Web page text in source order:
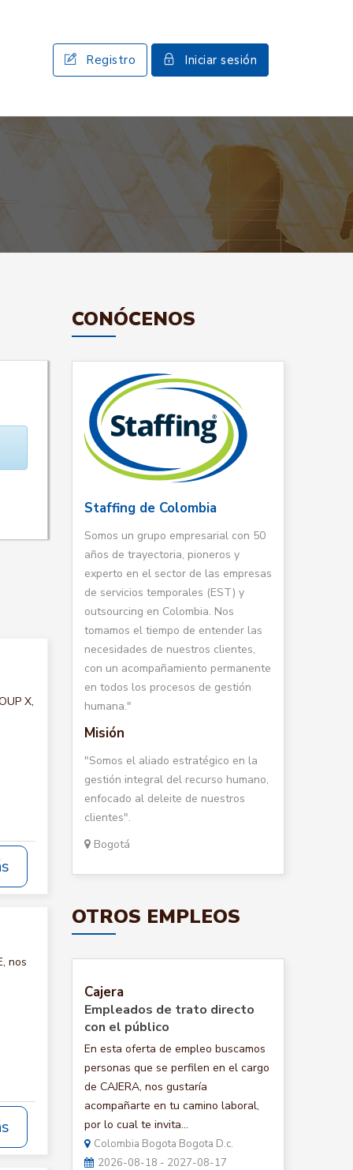
Registro Iniciar sesión
X,
nos
CONÓCENOS
Staffing de Colombia
Somos un grupo empresarial con 50
años de trayectoria, pioneros y
experto en el sector de las empresas
de servicios temporales (EST) y
outsourcing en Colombia. Nos
tomamos el tiempo de entender las
necesidades de nuestros clientes,
con un acompañamiento permanente
en todos los procesos de gestión
humana."
Misión
"Somos el aliado estratégico en la
gestión integral del recurso humano,
enfocado al deleite de nuestros
clientes".
Bogotá
OTROS EMPLEOS
Cajera
Empleados de trato directo
con el público
En esta oferta de empleo buscamos
personas que se perfilen en el cargo
de CAJERA, nos gustaría
acompañarte en tu camino laboral,
por lo cual te invita...
Colombia Bogota Bogota D.c.
2026-08-18 - 2027-08-17